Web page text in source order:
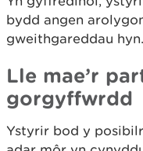
bydd angen
gweithgareddau hyn.
Lle mae’r
gorgyffwrdd
Ystyrir bod y